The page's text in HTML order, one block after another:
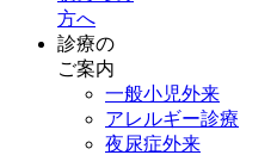
方へ
診療の
ご案内
一般小児外来
アレルギー診療
夜尿症外来